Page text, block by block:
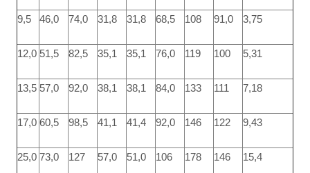
9,5 46,0 74,0 31,8 31,8 68,5 108 91,0 3,75
12,0 51,5 82,5 35,1 35,1 76,0 119 100 5,31
13,5 57,0 92,0 38,1 38,1 84,0 133 111 7,18
17,0 60,5 98,5 41,1 41,4 92,0 146 122 9,43
25,0 73,0 127 57,0 51,0 106 178 146 15,4